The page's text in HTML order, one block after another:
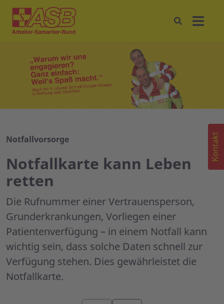
Notfallvorsorge
Notfallkarte kann Leben
retten
Die Rufnummer einer Vertrauensperson,
Grunderkrankungen, Vorliegen einer
Patientenverfügung – in einem Notfall kann
wichtig sein, dass solche Daten schnell zur
Verfügung stehen. Dies gewährleistet die
Notfallkarte.
Kontakt